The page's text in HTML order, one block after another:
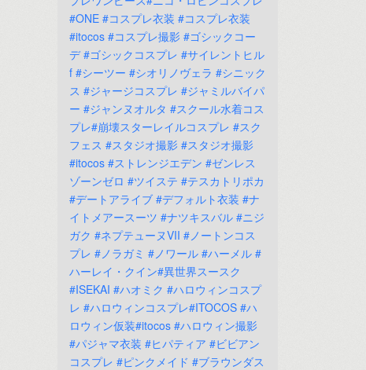
#ONE #コスプレ衣装 #コスプレ衣装
#itocos #コスプレ撮影 #ゴシックコー
デ #ゴシックコスプレ #サイレントヒル
f #シーツー #シオリノヴェラ #シニック
ス #ジャージコスプレ #ジャミルバイパ
ー #ジャンヌオルタ #スクール水着コス
プレ#崩壊スターレイルコスプレ #スク
フェス #スタジオ撮影 #スタジオ撮影
#itocos #ストレンジエデン #ゼンレス
ゾーンゼロ #ツイステ #テスカトリポカ
#デートアライブ #デフォルト衣装 #ナ
イトメアースーツ #ナツキスバル #ニジ
ガク #ネプテューヌVII #ノートンコス
プレ #ノラガミ #ノワール #ハーメル #
ハーレイ・クイン#異世界スースク
#ISEKAI #ハオミク #ハロウィンコスプ
レ #ハロウィンコスプレ#ITOCOS #ハ
ロウィン仮装#itocos #ハロウィン撮影
#パジャマ衣装 #ヒパティア #ビビアン
コスプレ #ピンクメイド #ブラウンダス